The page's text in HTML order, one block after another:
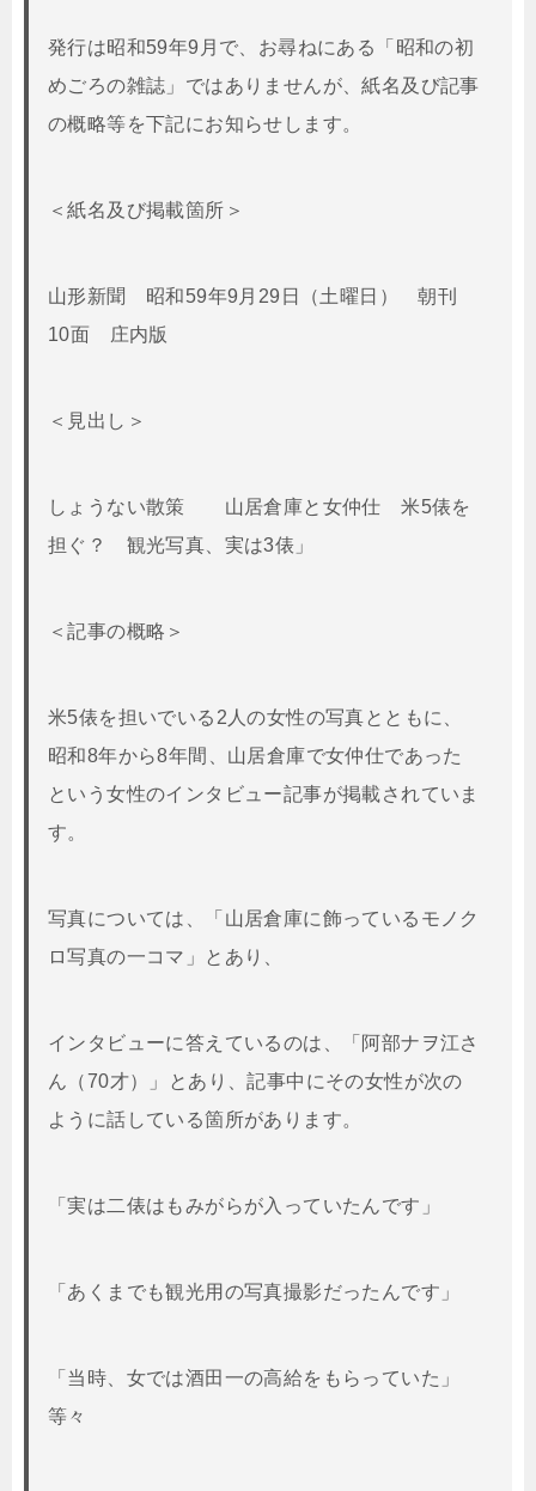
発行は昭和59年9月で、お尋ねにある「昭和の初
めごろの雑誌」ではありませんが、紙名及び記事
の概略等を下記にお知らせします。
＜紙名及び掲載箇所＞
山形新聞 昭和59年9月29日（土曜日） 朝刊
10面 庄内版
＜見出し＞
しょうない散策 山居倉庫と女仲仕 米5俵を
担ぐ？ 観光写真、実は3俵」
＜記事の概略＞
米5俵を担いでいる2人の女性の写真とともに、
昭和8年から8年間、山居倉庫で女仲仕であった
という女性のインタビュー記事が掲載されていま
す。
写真については、「山居倉庫に飾っているモノク
ロ写真の一コマ」とあり、
インタビューに答えているのは、「阿部ナヲ江さ
ん（70才）」とあり、記事中にその女性が次の
ように話している箇所があります。
「実は二俵はもみがらが入っていたんです」
「あくまでも観光用の写真撮影だったんです」
「当時、女では酒田一の高給をもらっていた」
等々